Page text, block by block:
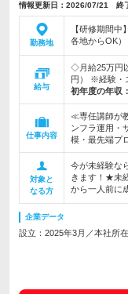
情報更新日：2026/07/21 終
勤務地
【研修期間
各地からOK
給与
◇月給25万円
円） ※経験・
初年度の年収：
仕事内容
≪専任講師が
ンフラ運用・
模・最先端プ
対象と
なる方
今が未経験な
きます！★未
から一人前に
企業データ
設立：2025年3月／本社所